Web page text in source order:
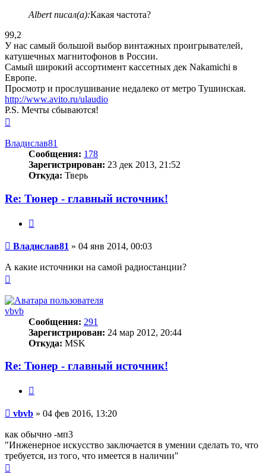
Albert писал(а):Какая частота?
99,2
У нас самый большой выбор винтажных проигрывателей,
катушечных магнитофонов в России.
Самый широкий ассортимент кассетных дек Nakamichi в
Европе.
Просмотр и прослушивание недалеко от метро Тушинская.
http://www.avito.ru/ulaudio
P.S. Мечты сбываются!
началу
Владислав81
Сообщения: 178
Зарегистрирован: 23 дек 2013, 21:52
Откуда: Тверь
Re: Тюнер - главный источник!
Сообщение
Владислав81 » 04 янв 2014, 00:03
А какие источники на самой радиостанции?
началу
vbvb
Сообщения: 291
Зарегистрирован: 24 мар 2012, 20:44
Откуда: MSK
Re: Тюнер - главный источник!
Сообщение
vbvb » 04 фев 2016, 13:20
как обычно -мп3
"Инженерное искусство заключается в умении сделать то, что
требуется, из того, что имеется в наличии"